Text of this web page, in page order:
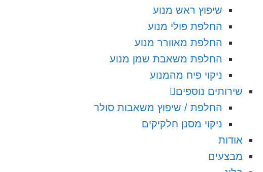
שיפוץ ראש מנוע
החלפת פולי מנוע
החלפת מאוורר מנוע
החלפת משאבת שמן מנוע
ניקוי פיח מהמנוע
שירותים נוספים
החלפת / שיפוץ משאבות סולר
ניקוי מסנן חלקיקים
אודות
מבצעים